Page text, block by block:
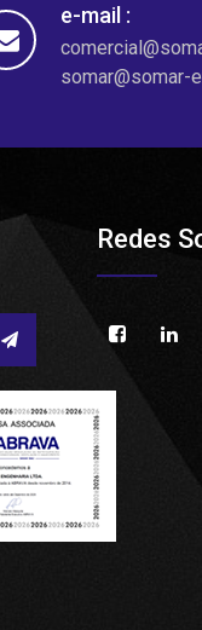
e-mail :
somar@somar-
Redes